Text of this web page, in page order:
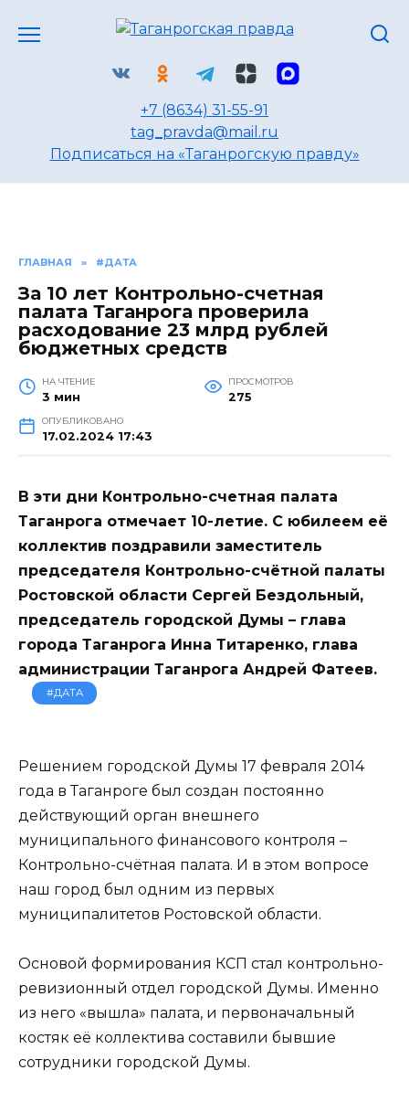
+7 (8634) 31-55-91
tag_pravda@mail.ru
Подписаться на «Таганрогскую правду»
ГЛАВНАЯ » #ДАТА
За 10 лет Контрольно-счетная
палата Таганрога проверила
расходование 23 млрд рублей
бюджетных средств
НА ЧТЕНИЕ
3 мин
ПРОСМОТРОВ
275
ОПУБЛИКОВАНО
17.02.2024 17:43
В эти дни Контрольно-счетная палата
Таганрога отмечает 10-летие. С юбилеем её
коллектив поздравили заместитель
председателя Контрольно-счётной палаты
Ростовской области Сергей Бездольный,
председатель городской Думы – глава
города Таганрога Инна Титаренко, глава
администрации Таганрога Андрей Фатеев.
#ДАТА
Решением городской Думы 17 февраля 2014
года в Таганроге был создан постоянно
действующий орган внешнего
муниципального финансового контроля –
Контрольно-счётная палата. И в этом вопросе
наш город был одним из первых
муниципалитетов Ростовской области.
Основой формирования КСП стал контрольно-
ревизионный отдел городской Думы. Именно
из него «вышла» палата, и первоначальный
костяк её коллектива составили бывшие
сотрудники городской Думы.